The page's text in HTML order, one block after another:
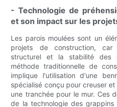
- Technologie de
et son impact sur les
Les parois moulées sont un
projets de construction,
structurel et la stabilité des
méthode traditionnelle de
implique l'utilisation d'une
spécialisé conçu pour creuser
une tranchée pour le mur. Ces
de la technologie des